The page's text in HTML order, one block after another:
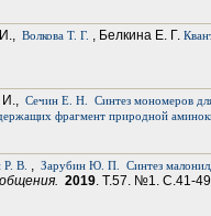
Волкова Т. Г. , Белкина Е. Г.
И., Сечин Е. Н.
Синтез мономеров
фрагмент природной
В. , Зарубин Ю. П.
Синтез
2019. Т.57. №1. С.41-